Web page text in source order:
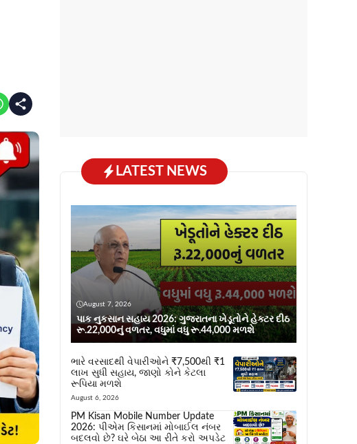
LATEST NEWS
August 7, 2026
પાક નુકસાન સહાય 2026: ગુજરાતના ખેડૂતોને હેક્ટર દીઠ
રૂ.22,000નું વળતર, વધુમાં વધુ રૂ.44,000 મળશે
ભારે વરસાદથી વેપારીઓને ₹7,500થી ₹1
લાખ સુધી સહાય, જાણો કોને કેટલા
રૂપિયા મળશે
August 6, 2026
PM Kisan Mobile Number Update
2026: પીએમ કિસાનમાં મોબાઈલ નંબર
બદલવો છે? ઘરે બેઠા આ રીતે કરો અપડેટ